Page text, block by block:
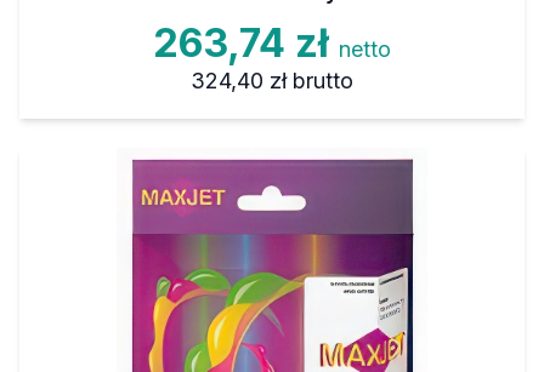
263,74 zł netto
324,40 zł brutto